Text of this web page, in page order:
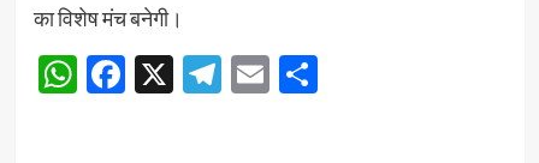
का विशेष मंच बनेगी।
WhatsApp
Facebook
X Telegram
EmailShare